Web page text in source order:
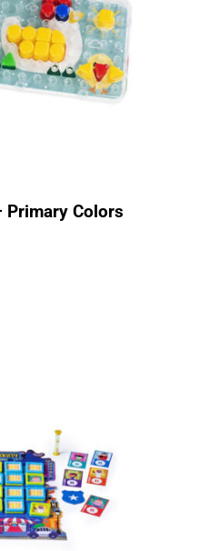
Primary Colors